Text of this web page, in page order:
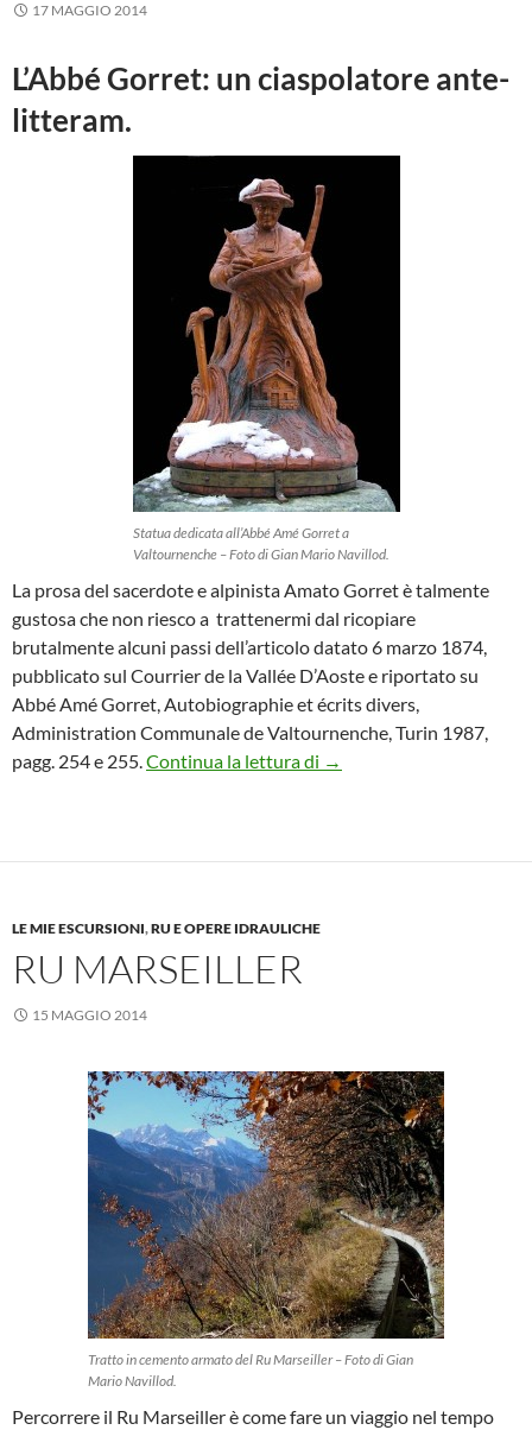
17 MAGGIO 2014
L’Abbé Gorret: un ciaspolatore ante-
litteram.
Statua dedicata all’Abbé Amé Gorret a
Valtournenche – Foto di Gian Mario Navillod.
La prosa del sacerdote e alpinista Amato Gorret è talmente
gustosa che non riesco a trattenermi dal ricopiare
brutalmente alcuni passi dell’articolo datato 6 marzo 1874,
pubblicato sul Courrier de la Vallée D’Aoste e riportato su
Abbé Amé Gorret, Autobiographie et écrits divers,
Administration Communale de Valtournenche, Turin 1987,
pagg. 254 e 255.Continua la lettura di L’Abbé Gorret e la
→
LE MIE ESCURSIONI,RU E OPERE IDRAULICHE
RU MARSEILLER
15 MAGGIO 2014
Tratto in cemento armato del Ru Marseiller – Foto di Gian
Mario Navillod.
Percorrere il Ru Marseiller è come fare un viaggio nel tempo